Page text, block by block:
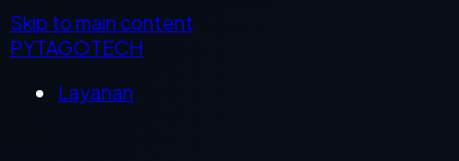
Skip to main content
PYTAGOTECH
Layanan